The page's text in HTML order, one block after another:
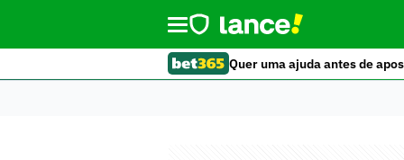
Quer uma ajuda antes de